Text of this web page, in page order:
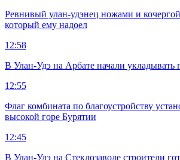
Ревнивый улан-удэнец ножами и
который ему надоел
12:58
В Улан-Удэ на Арбате начали укладывать
12:55
Флаг комбината по благоустройству
высокой горе Бурятии
12:45
В Улан-Удэ на Стеклозаводе строители